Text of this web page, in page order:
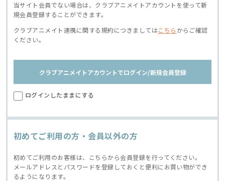
当サイト会員でない場合は、クラブアニメイトアカウントを使って新
規会員登録することができます。
クラブアニメイト連携に関する規約につきましてはこちら からご確認
ください。
クラブアニメイトアカウントでログイン/新規会員登録
ログインしたままにする
初めてご利用の方・会員以外の方
初めてご利用のお客様は、こちらから会員登録を行ってください。
メールアドレスとパスワードを登録しておくと便利にお買い物ができ
るようになります。